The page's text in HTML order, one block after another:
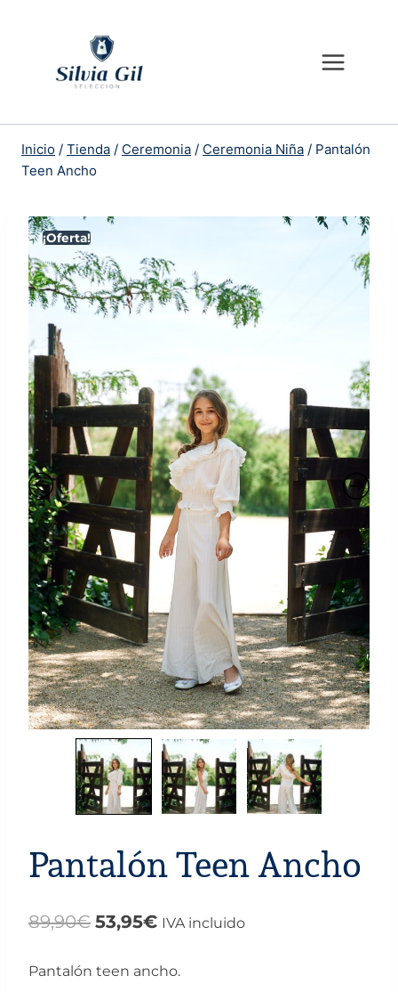
contenido
Inicio / Tienda / Ceremonia / Ceremonia Niña / Pantalón
Teen Ancho
¡Oferta!
Pantalón Teen Ancho
89,90€ El
53,95€ElIVA incluido
Pantalón teen ancho.